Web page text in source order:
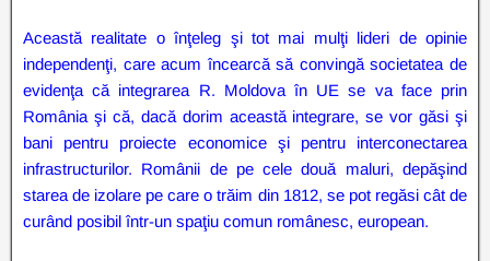
Această realitate o înţeleg şi tot mai mulţi lideri de opinie
independenţi, care acum încearcă să convingă societatea de
evidenţa că integrarea R. Moldova în UE se va face prin
România şi că, dacă dorim această integrare, se vor găsi şi
bani pentru proiecte economice şi pentru interconectarea
infrastructurilor. Românii de pe cele două maluri, depăşind
starea de izolare pe care o trăim din 1812, se pot regăsi cât de
curând posibil într-un spaţiu comun românesc, european.